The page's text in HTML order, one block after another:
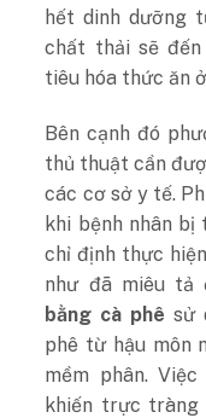
hết dinh dưỡng
chất thải sẽ
tiêu hóa thức ăn
Bên cạnh đó
thủ thuật cần
các cơ sở y tế.
khi bệnh nhân bị
chỉ định thực
như đã miêu tả
bằng cà phê sử
phê từ hậu môn
mềm phân.
khiến trực tràng